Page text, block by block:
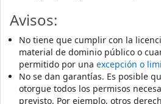
Avisos:
No tiene que cumplir con la
material de dominio público o
permitido por una excepción o
No se dan garantías. Es posible
otorgue todos los permisos
previsto. Por ejemplo, otros